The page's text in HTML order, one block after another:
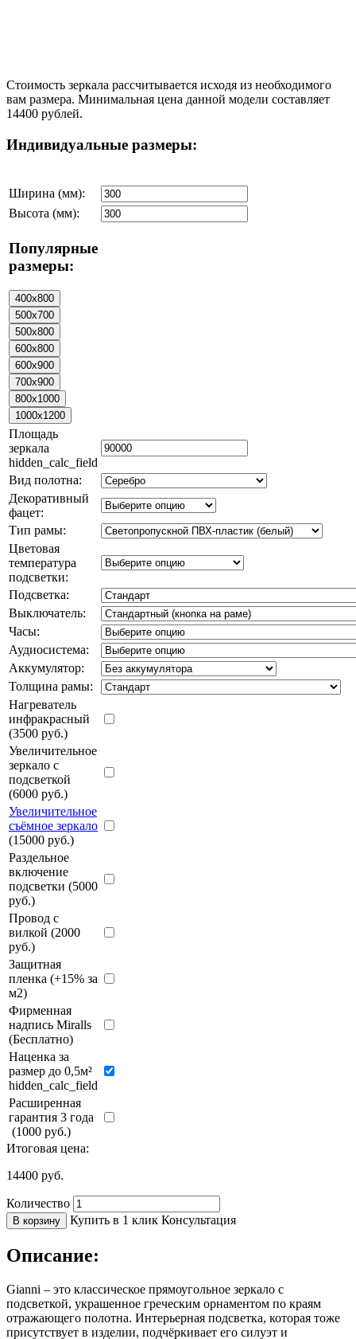
Стоимость зеркала рассчитывается исходя из необходимого
вам размера. Минимальная цена данной модели составляет
14400 рублей.
Индивидуальные размеры:
Ширина (мм):
Высота (мм):
Популярные
размеры:
Площадь
зеркала
hidden_calc_field
Вид полотна:
Декоративный
фацет:
Тип рамы:
Цветовая
температура
подсветки:
Подсветка:
Выключатель:
Часы:
Аудиосистема:
Аккумулятор:
Толщина рамы:
Нагреватель
инфракрасный
(3500 руб.)
Увеличительное
зеркало с
подсветкой
(6000 руб.)
Увеличительное
съёмное зеркало
(15000 руб.)
Раздельное
включение
подсветки (5000
руб.)
Провод с
вилкой (2000
руб.)
Защитная
пленка (+15% за
м2)
Фирменная
надпись Miralls
(Бесплатно)
Наценка за
размер до 0,5м²
hidden_calc_field
Расширенная
гарантия 3 года
(1000 руб.)
Итоговая цена:
14400 руб.
Количество
В корзину Купить в 1 клик Консультация
Описание:
Gianni – это классическое прямоугольное зеркало с
подсветкой, украшенное греческим орнаментом по краям
отражающего полотна. Интерьерная подсветка, которая тоже
присутствует в изделии, подчёркивает его силуэт и